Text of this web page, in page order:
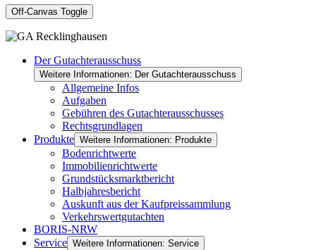
Off-Canvas Toggle
Der Gutachterausschuss
Weitere Informationen: Der Gutachterausschuss
Allgemeine Infos
Aufgaben
Gebühren des Gutachterausschusses
Rechtsgrundlagen
Produkte Weitere Informationen: Produkte
Bodenrichtwerte
Immobilienrichtwerte
Grundstücksmarktbericht
Halbjahresbericht
Auskunft aus der Kaufpreissammlung
Verkehrswertgutachten
BORIS-NRW
Service Weitere Informationen: Service